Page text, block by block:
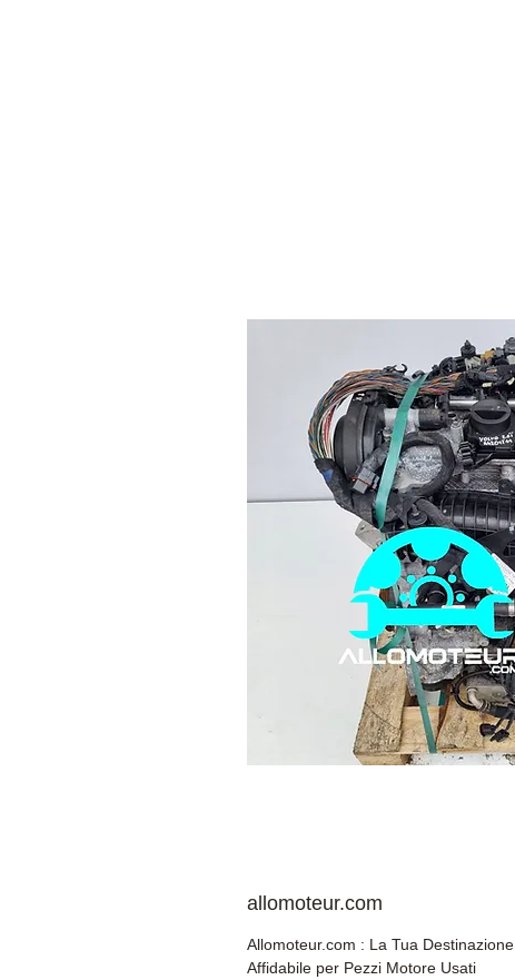
allomoteur.com
Allomoteur.com : La Tua Destinazione
Affidabile per Pezzi Motore Usati